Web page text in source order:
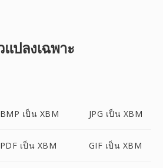
แปลงเฉพาะ
BMP เป็น XBM JPG เป็น XBM
PDF เป็น XBM GIF เป็น XBM